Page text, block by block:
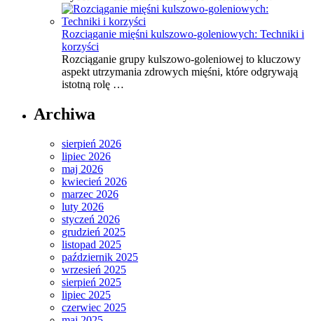
Rozciąganie mięśni kulszowo-goleniowych: Techniki i
korzyści
Rozciąganie grupy kulszowo-goleniowej to kluczowy
aspekt utrzymania zdrowych mięśni, które odgrywają
istotną rolę …
Archiwa
sierpień 2026
lipiec 2026
maj 2026
kwiecień 2026
marzec 2026
luty 2026
styczeń 2026
grudzień 2025
listopad 2025
październik 2025
wrzesień 2025
sierpień 2025
lipiec 2025
czerwiec 2025